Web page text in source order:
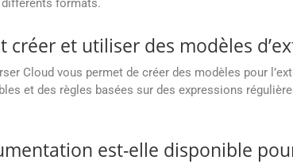
formats.
créer et utiliser des modèles
Cloud vous permet de créer des modèles pour
et des règles basées sur des expressions
est-elle disponible